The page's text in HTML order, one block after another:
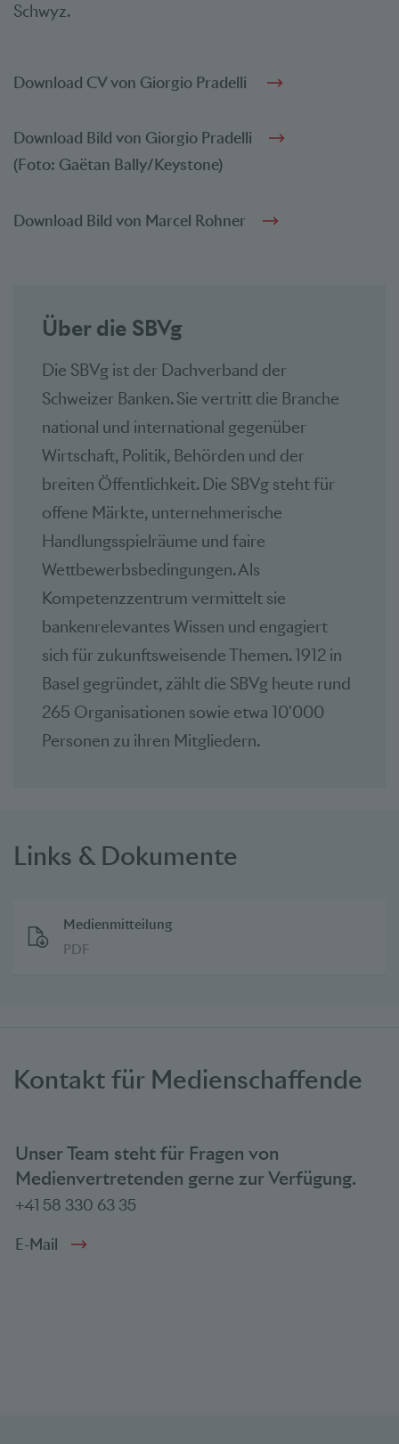
Schwyz.
Download CV von Giorgio Pradelli
Download Bild von Giorgio Pradelli
(Foto: Gaëtan Bally/Keystone)
Download Bild von Marcel Rohner
Über die SBVg
Die SBVg ist der Dachverband der
Schweizer Banken. Sie vertritt die Branche
national und international gegenüber
Wirtschaft, Politik, Behörden und der
breiten Öffentlichkeit. Die SBVg steht für
offene Märkte, unternehmerische
Handlungsspielräume und faire
Wettbewerbsbedingungen. Als
Kompetenzzentrum vermittelt sie
bankenrelevantes Wissen und engagiert
sich für zukunftsweisende Themen. 1912 in
Basel gegründet, zählt die SBVg heute rund
265 Organisationen sowie etwa 10'000
Personen zu ihren Mitgliedern.​
Links & Dokumente
Medienmitteilung
PDF
Kontakt für Medienschaffende
Unser Team steht für Fragen von
Medienvertretenden gerne zur Verfügung.
+41 58 330 63 35
E-Mail